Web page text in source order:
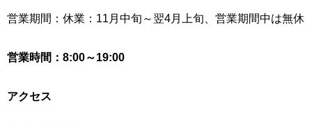
営業期間：休業：11月中旬～翌4月上旬、営業期間中は無休
営業時間：8:00～19:00
アクセス